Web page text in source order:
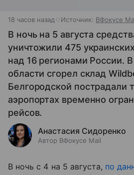
18 часов назад Источник: ВФокусе
В ночь на 5 августа
уничтожили 475
над 16 регионами России.
области сгорел склад
Белгородской пострадали
аэропортах временно
рейсов.
Анастасия Сидоренко
Автор ВФокусе Mail
В ночь с 4 на 5 августа, по